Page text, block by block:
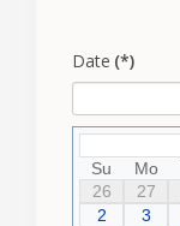
Date (*)
Su
Mo
26
27
2
3